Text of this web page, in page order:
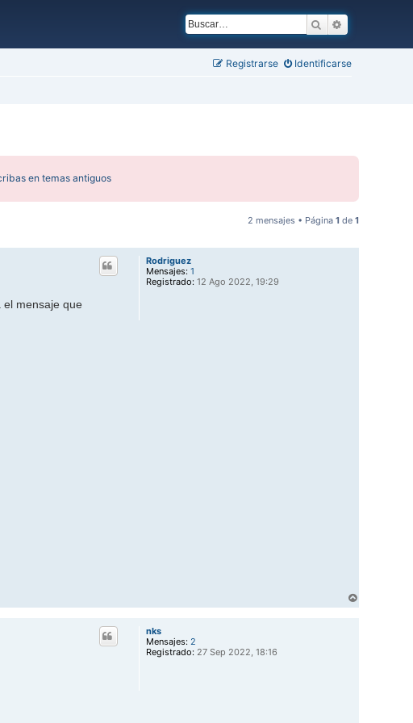
Buscar
Identificarse
Registrarse
en temas antiguos
2 mensajes • Página 1 de 1
Rodriguez
Mensajes: 1
Registrado: 12 Ago 2022, 19:29
el mensaje que
r
nks
Mensajes: 2
Registrado: 27 Sep 2022, 18:16